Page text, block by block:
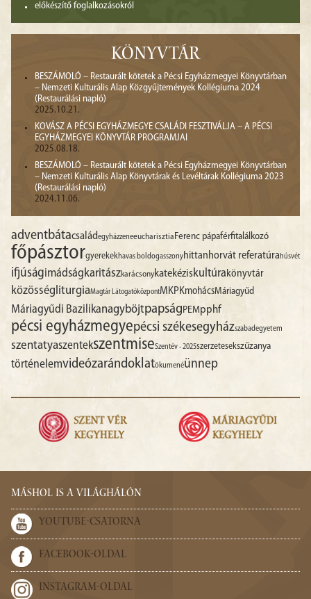
előkészítő foglalkozásokról
KÖNYVTÁR
BESZÁMOLÓ – Restaurált kötetek a Pécsi Egyházmegyei Könyvtárban
– Nemzeti Kulturális Alap Közgyűjtemények Kollégiuma 2024
(Restaurálási napló)
2025.10.21.
KOVÁSZ A PÉCSI EGYHÁZMEGYE CSALÁDI FESZTIVÁLJA – A PÉCSI
EGYHÁZMEGYEI KÖNYVTÁR PROGRAMJAI
2025.08.18.
BESZÁMOLÓ – Restaurált kötetek a Pécsi Egyházmegyei Könyvtárban
– Nemzeti Kulturális Alap Könyvtárak és Levéltárak Kollégiuma 2023
(Restaurálási napló)
2024.11.06.
adventbátacsaládegyházzeneeucharisztiaFerenc pápaférfitalálkozó
főpásztorgyerekekhavas boldogasszonyhittanhorvát referatúrahúsvét
ifjúságimádságkaritászkarácsonykatekéziskultúrakönyvtár
közösségliturgiaMagtár LátogatóközpontMKPKmohácsMáriagyűd
Máriagyűdi BazilikanagyböjtpapságPEMpphf
pécsi egyházmegyepécsi székesegyházszabadegyetem
szentatyaszentekszentmiseSzentév - 2025szerzetesekszűzanya
történelemvideózarándoklatökumenéünnep
MÁSHOL IS A VILÁGHÁLÓN
YOUTUBE-CSATORNA
FACEBOOK-OLDAL
INSTAGRAM-OLDAL